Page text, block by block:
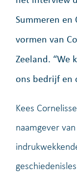
Summeren en
vormen van
Zeeland. “We
ons bedrijf en
Kees
naamgever